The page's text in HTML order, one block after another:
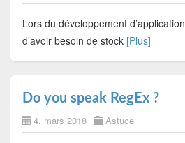
Lors du développement
d’avoir besoin de stock [Plus]
Do you speak RegEx ?
4. mars 2018 Astuce